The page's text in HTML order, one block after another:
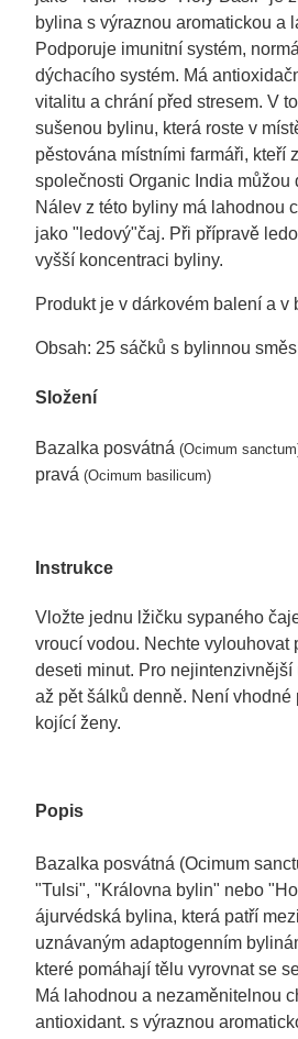
bylina s výraznou aromatickou a
Podporuje imunitní systém,
dýchacího systém. Má
vitalitu a chrání před stresem. V
sušenou bylinu, která roste v
pěstována místními farmáři, kteří
společnosti Organic India můžou
Nálev z této byliny má lahodnou
jako "ledový"čaj. Při přípravě
vyšší koncentraci byliny.
Produkt je v dárkovém balení a v
Obsah: 25 sáčků s bylinnou
Složení
Bazalka posvátná (Ocimum
pravá (Ocimum basilicum)
Instrukce
Vložte jednu lžičku sypaného
vroucí vodou. Nechte vylouhovat
deseti minut. Pro
až pět šálků denně. Není vhodné
kojící ženy.
Popis
Bazalka posvátná (Ocimum
"Tulsi", "Královna bylin" nebo
ájurvédská bylina, která patří
uznávaným adaptogenním
které pomáhají tělu vyrovnat se
Má lahodnou a nezaměnitelnou
antioxidant. s výraznou